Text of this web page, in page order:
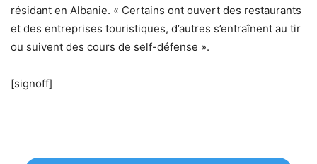
résidant en Albanie. « Certains ont ouvert des restaurants
et des entreprises touristiques, d’autres s’entraînent au tir
ou suivent des cours de self-défense ».
[signoff]